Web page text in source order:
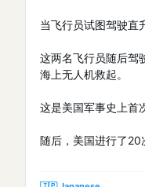
当飞行员试图驾驶直
这两名飞行员随后驾
海上无人机救起。
这是美国军事史上首
随后，美国进行了20